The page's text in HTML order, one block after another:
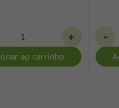
+
ao carrinho
-